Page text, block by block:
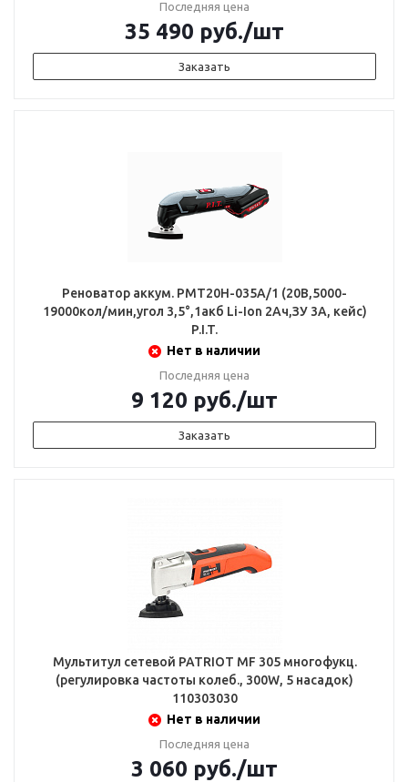
Последняя цена
35 490 руб./шт
Заказать
Реноватор аккум. PMT20H-035A/1 (20В,5000-
19000кол/мин,угол 3,5°,1акб Li-Ion 2Ач,ЗУ 3А, кейс)
P.I.T.
Нет в наличии
Последняя цена
9 120 руб./шт
Заказать
Мультитул сетевой PATRIOT MF 305 многофукц.
(регулировка частоты колеб., 300W, 5 насадок)
110303030
Нет в наличии
Последняя цена
3 060 руб./шт